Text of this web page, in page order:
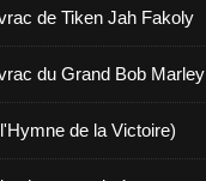
de Tiken Jah Fakoly
du Grand Bob Marley
de la Victoire)